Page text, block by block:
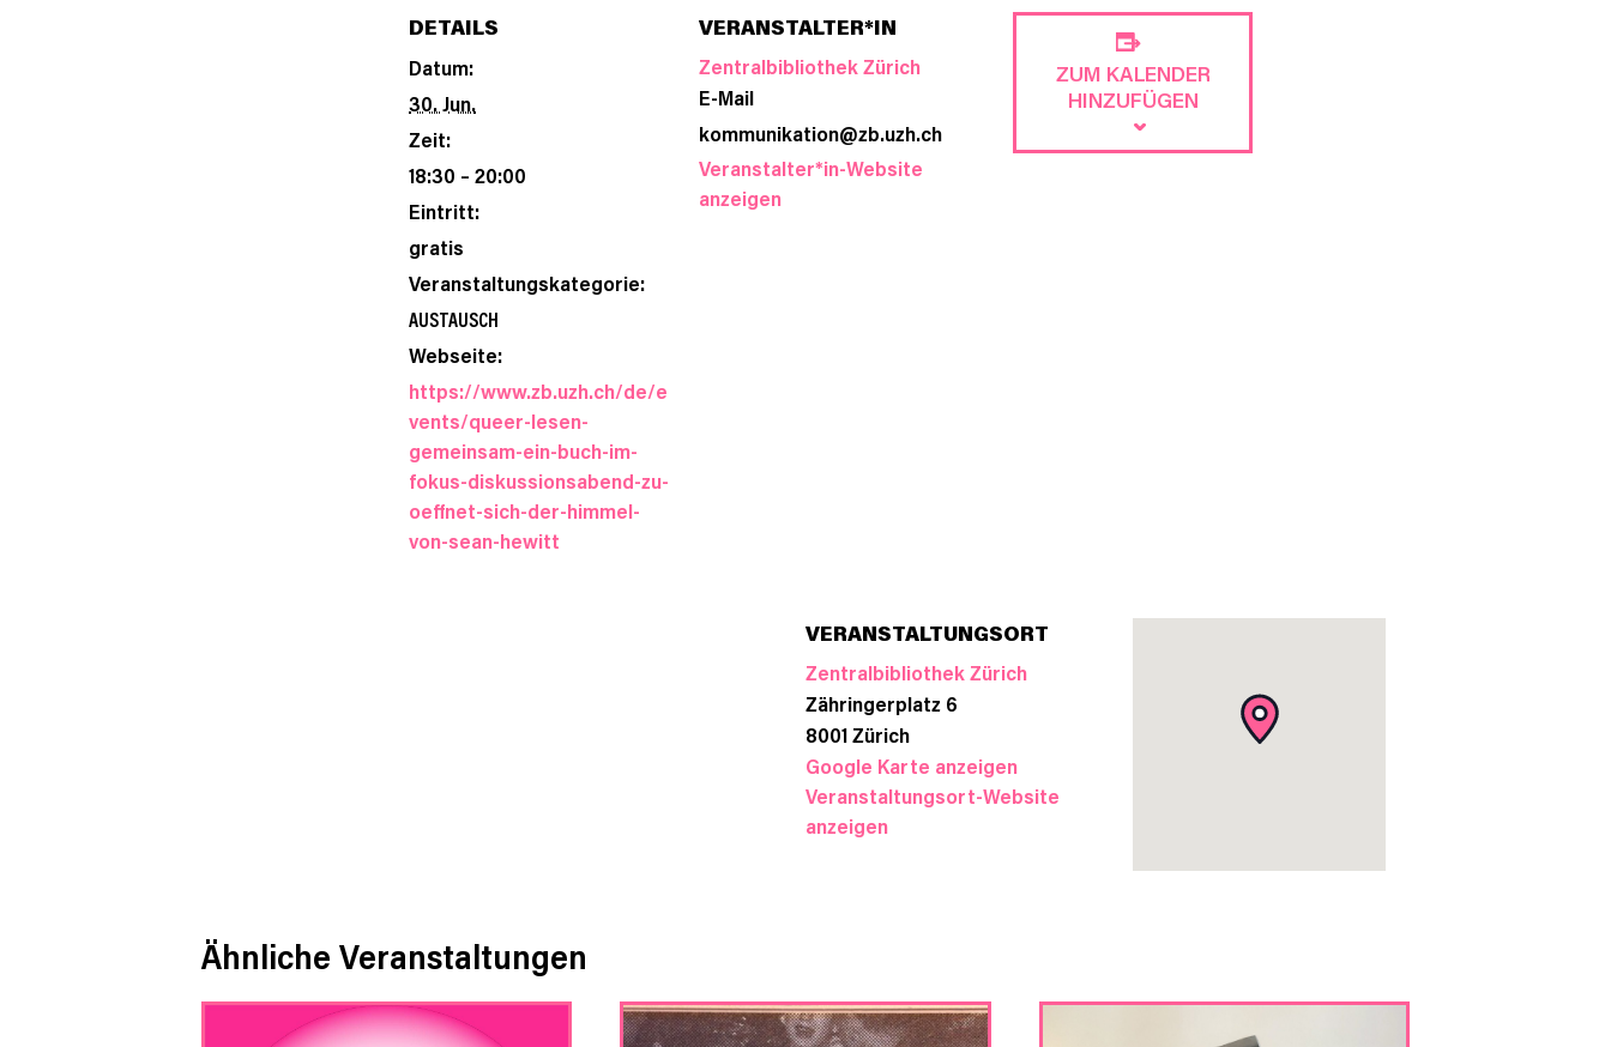
ZUM KALENDER
HINZUFÜGEN
DETAILS
Datum:
30. Jun.
Zeit:
18:30 – 20:00
Eintritt:
gratis
Veranstaltungskategorie:
AUSTAUSCH
Webseite:
https://www.zb.uzh.ch/de/e
vents/queer-lesen-
gemeinsam-ein-buch-im-
fokus-diskussionsabend-zu-
oeffnet-sich-der-himmel-
von-sean-hewitt
VERANSTALTER*IN
Zentralbibliothek Zürich
E-Mail
kommunikation@zb.uzh.ch
Veranstalter*in-Website
anzeigen
VERANSTALTUNGSORT
Zentralbibliothek Zürich
Zähringerplatz 6
8001Zürich
Google Karte anzeigen
Veranstaltungsort-Website
anzeigen
Ähnliche Veranstaltungen